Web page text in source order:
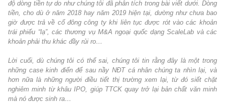
ngay cả khi sự cố Youtube không xảy ra trên quan điểm
Ngoài ra, khoản lỗ -101 tỷ trong Q2.2019 so với mức lãi 42 tỷ
Q2.2018 thực ra không thực sự quan trọng nếu chúng ta nhìn
độ dòng tiền tự do như chúng tôi đã phân tích trong bài viết dưới.
giờ được trả về cổ đông công ty khi liên tục được rót vào các
trái phiếu “lạ”, các thương vụ M&A ngoại quốc dạng ScaleLab
khoản phải thu khác đầy rủi ro…
Lời cuối, dù chúng tôi có thể sai, chúng tôi tin rằng đây là một